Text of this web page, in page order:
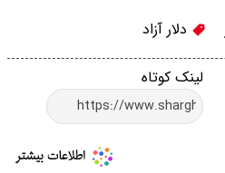
دلار آزاد
لینک کوتاه